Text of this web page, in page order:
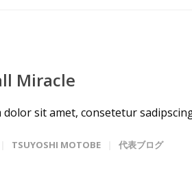
Miracle
sit amet, consetetur
TSUYOSHI MOTOBE 代表ブログ